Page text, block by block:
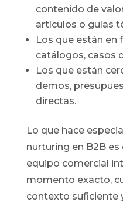
contenido de
artículos o guías
Los que están en
catálogos, casos
Los que están
demos,
directas.
Lo que hace
nurturing en B2B
equipo comercial
momento exacto,
contexto suficiente